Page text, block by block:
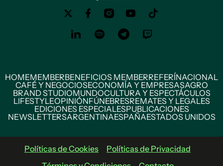
HOMEMEMBERBENEFICIOS MEMBERREFERÍNACIONAL
CAFÉ Y NEGOCIOSECONOMÍA Y EMPRESASAGRO
BRAND STUDIOMUNDOCULTURA Y ESPECTÁCULOS
LIFESTYLEOPINIÓNFÚNEBRESREMATES Y LEGALES
EDICIONES ESPECIALESPUBLICACIONES
NEWSLETTERSARGENTINAESPAÑAESTADOS UNIDOS
Políticas de Cookies
Políticas de Privacidad